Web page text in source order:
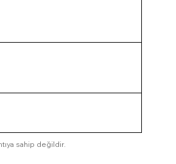
sahip değildir.